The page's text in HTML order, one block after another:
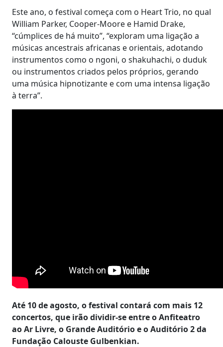
Este ano, o festival começa com o Heart Trio, no qual
William Parker, Cooper-Moore e Hamid Drake,
“cúmplices de há muito”, “exploram uma ligação a
músicas ancestrais africanas e orientais, adotando
instrumentos como o ngoni, o shakuhachi, o duduk
ou instrumentos criados pelos próprios, gerando
uma música hipnotizante e com uma intensa ligação
à terra”.
Até 10 de agosto, o festival contará com mais 12
concertos, que irão dividir-se entre o Anfiteatro
ao Ar Livre, o Grande Auditório e o Auditório 2 da
Fundação Calouste Gulbenkian.